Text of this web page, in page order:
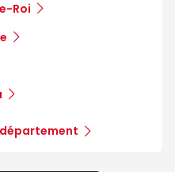
Roi
département